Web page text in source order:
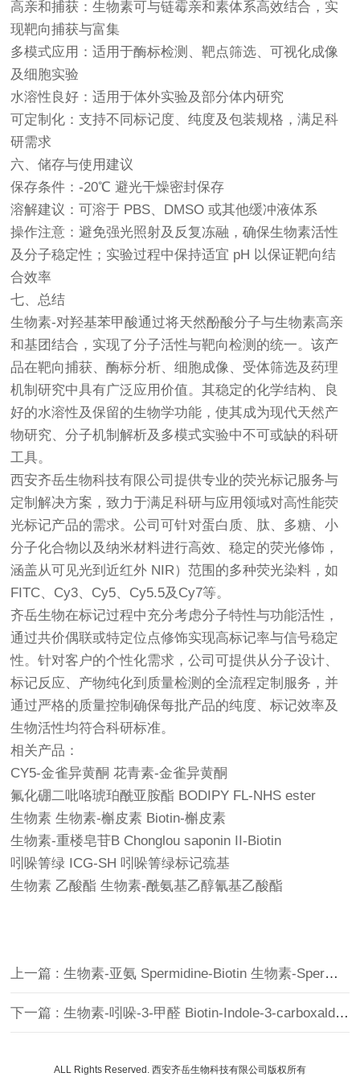
高亲和捕获：生物素可与链霉亲和素体系高效结合，实
现靶向捕获与富集
多模式应用：适用于酶标检测、靶点筛选、可视化成像
及细胞实验
水溶性良好：适用于体外实验及部分体内研究
可定制化：支持不同标记度、纯度及包装规格，满足科
研需求
六、储存与使用建议
保存条件：-20℃ 避光干燥密封保存
溶解建议：可溶于 PBS、DMSO 或其他缓冲液体系
操作注意：避免强光照射及反复冻融，确保生物素活性
及分子稳定性；实验过程中保持适宜 pH 以保证靶向结
合效率
七、总结
生物素-对羟基苯甲酸通过将天然酚酸分子与生物素高亲
和基团结合，实现了分子活性与靶向检测的统一。该产
品在靶向捕获、酶标分析、细胞成像、受体筛选及药理
机制研究中具有广泛应用价值。其稳定的化学结构、良
好的水溶性及保留的生物学功能，使其成为现代天然产
物研究、分子机制解析及多模式实验中不可或缺的科研
工具。
西安齐岳生物科技有限公司提供专业的荧光标记服务与
定制解决方案，致力于满足科研与应用领域对高性能荧
光标记产品的需求。公司可针对蛋白质、肽、多糖、小
分子化合物以及纳米材料进行高效、稳定的荧光修饰，
涵盖从可见光到近红外 NIR）范围的多种荧光染料，如
FITC、Cy3、Cy5、Cy5.5及Cy7等。
齐岳生物在标记过程中充分考虑分子特性与功能活性，
通过共价偶联或特定位点修饰实现高标记率与信号稳定
性。针对客户的个性化需求，公司可提供从分子设计、
标记反应、产物纯化到质量检测的全流程定制服务，并
通过严格的质量控制确保每批产品的纯度、标记效率及
生物活性均符合科研标准。
相关产品：
CY5-金雀异黄酮 花青素-金雀异黄酮
氟化硼二吡咯琥珀酰亚胺酯 BODIPY FL-NHS ester
生物素 生物素-槲皮素 Biotin-槲皮素
生物素-重楼皂苷B Chonglou saponin II-Biotin
吲哚箐绿 ICG-SH 吲哚箐绿标记巯基
生物素 乙酸酯 生物素-酰氨基乙醇氰基乙酸酯
上一篇 : 生物素-亚氨 Spermidine-Biotin 生物素-Spermidine
下一篇 : 生物素-吲哚-3-甲醛 Biotin-Indole-3-carboxaldehyde
ALL Rights Reserved. 西安齐岳生物科技有限公司版权所有